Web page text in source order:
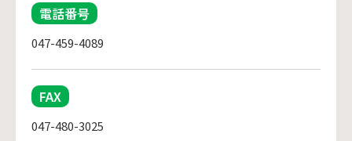
電話番号
047-459-4089
FAX
047-480-3025